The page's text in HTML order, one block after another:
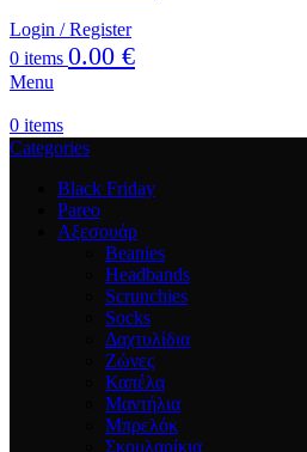
Login / Register
0 items 0.00 €
Menu
0 items
Categories
Black Friday
Pareo
Αξεσουάρ
Beanies
Headbands
Scrunchies
Socks
Δαχτυλίδια
Ζώνες
Καπέλα
Μαντήλια
Μπρελόκ
Σκουλαρίκια